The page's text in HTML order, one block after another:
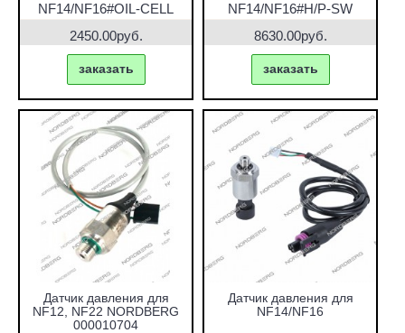
NF14/NF16#OIL-CELL
2450.00руб.
заказать
NF14/NF16#H/P-SW
8630.00руб.
заказать
Датчик давления для
NF12, NF22 NORDBERG
000010704
Датчик давления для
NF14/NF16